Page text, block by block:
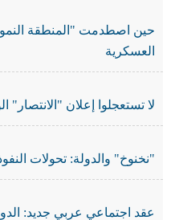
حين اصطدمت "المنطقة
العسكرية
لا تستعجلوا إعلان "الانتصار"
"نخنوخ" والدولة: تحولات
عقد اجتماعي عربي جديد: